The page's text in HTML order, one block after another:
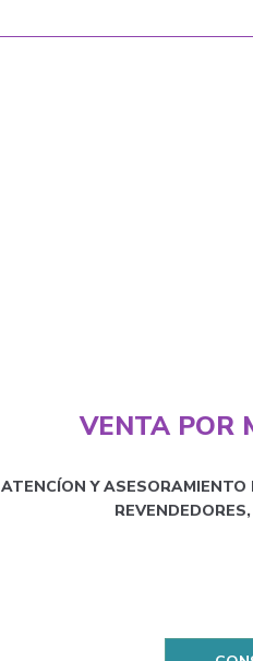
VENTA POR
ATENCÍON Y